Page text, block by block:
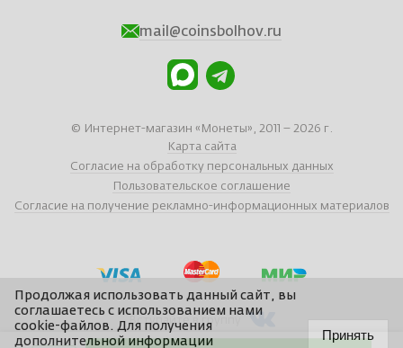
mail@coinsbolhov.ru
© Интернет-магазин «Монеты», 2011 – 2026 г.
Карта сайта
Согласие на обработку персональных данных
Пользовательское соглашение
Согласие на получение рекламно-информационных материалов
Вступайте в группу
Продолжая использовать данный сайт, вы
соглашаетесь с использованием нами
cookie-файлов. Для получения
дополнительной информации
Принять